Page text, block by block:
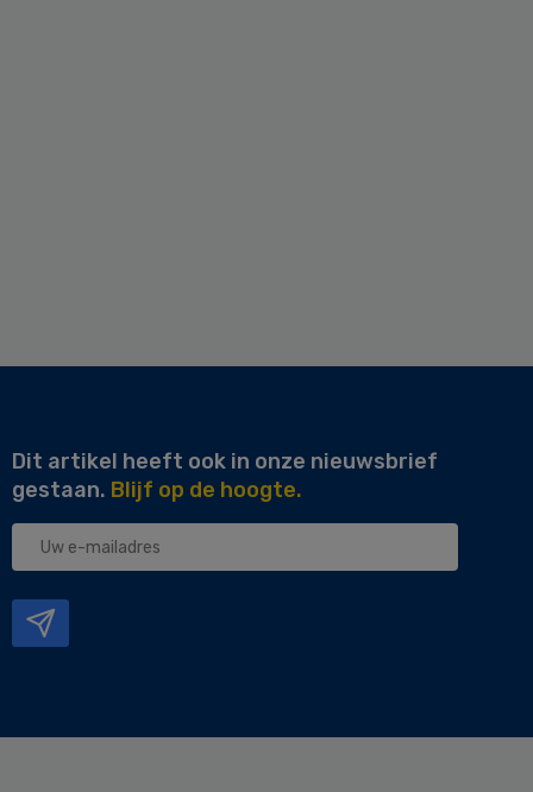
Dit artikel heeft ook in onze nieuwsbrief
gestaan. Blijf op de hoogte.
Uw